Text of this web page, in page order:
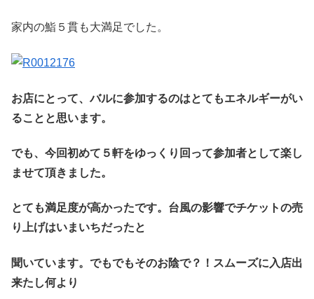
家内の鮨５貫も大満足でした。
お店にとって、バルに参加するのはとてもエネルギーがい
ることと思います。
でも、今回初めて５軒をゆっくり回って参加者として楽し
ませて頂きました。
とても満足度が高かったです。台風の影響でチケットの売
り上げはいまいちだったと
聞いています。でもでもそのお陰で？！スムーズに入店出
来たし何より